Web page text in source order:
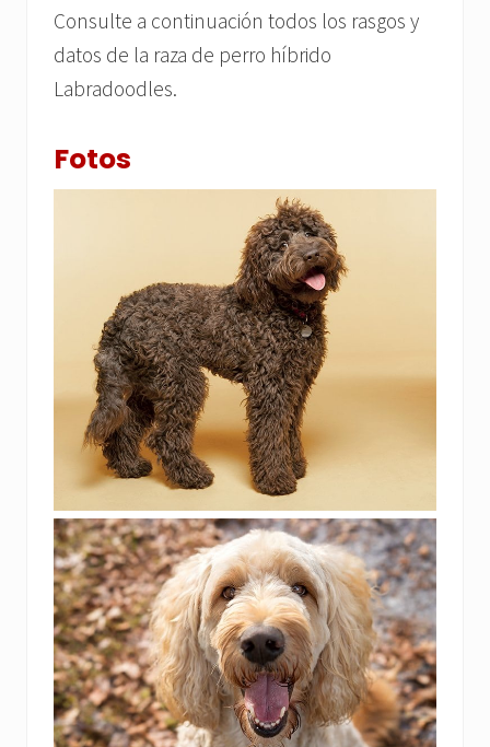
Consulte a continuación todos los rasgos y
datos de la raza de perro híbrido
Labradoodles.
Fotos